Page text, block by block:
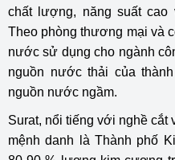
chất lượng, năng suất
Theo phòng thương mại và
nước sử dụng cho ngành
nguồn nước thải của
nguồn nước ngầm.
Surat, nổi tiếng với nghề
mệnh danh là Thành phố